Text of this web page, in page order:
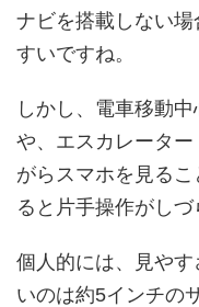
ナビを搭載しない
すいですね。
しかし、電車移動
や、エスカレータ
がらスマホを見る
ると片手操作がしづ
個人的には、見や
いのは約5インチの